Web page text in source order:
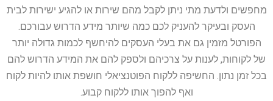
מחפשים ולדעת מתי ניתן לקבל מהם שירות או להגיע ישירות לבית
העסק ובעיקר להעניק לכם כמה שיותר מידע הדרוש עבורכם.
הפורטל מזמין גם את בעלי העסקים להיחשף לכמות גדולה יותר
של לקוחות, לענות על צרכיהם ולספק להם את המידע הדרוש להם
בכל זמן נתון. החשיפה ללקוח הפוטנציאלי חושפת אותו להיות לקוח
ואף להפוך אותו ללקוח קבוע.